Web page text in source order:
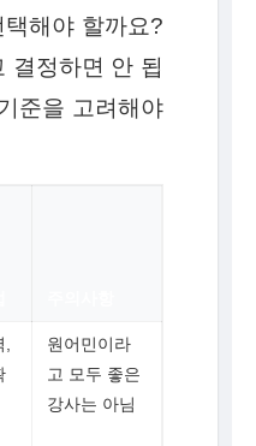
해야 할까요?
결정하면 안 됩
준을 고려해야
,
원어민이라
고 모두 좋은
강사는 아님